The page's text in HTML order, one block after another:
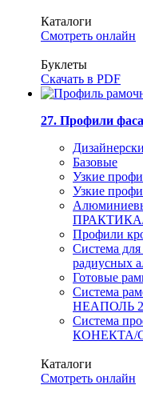
Каталоги
Смотреть онлайн
Буклеты
Скачать в PDF
27. Профили
Базовые
Узкие
Узкие
ПРАКТИКА/
Профили
Система для
радиусных
Готовые
Система
НЕАПОЛЬ
Система
КОНЕКТА/
Каталоги
Смотреть онлайн